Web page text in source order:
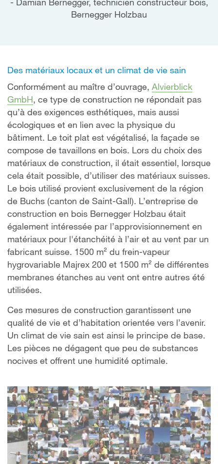
Bernegger Holzbau
Des matériaux locaux et un climat de vie sain
Conformément au maître d’ouvrage, Alvierblick
GmbH, ce type de construction ne répondait pas
qu’à des exigences esthétiques, mais aussi
écologiques et en lien avec la physique du
bâtiment. Le toit plat est végétalisé, la façade se
compose de tavaillons en bois. Lors du choix des
matériaux de construction, il était essentiel, lorsque
cela était possible, d’utiliser des matériaux suisses.
Le bois utilisé provient exclusivement de la région
de Buchs (canton de Saint-Gall). L’entreprise de
construction en bois Bernegger Holzbau était
également intéressée par l’approvisionnement en
matériaux pour l'étanchéité à l’air et au vent par un
fabricant suisse. 1500 m² du frein-vapeur
hygrovariable Majrex 200 et 1500 m² de différentes
membranes étanches au vent ont entre autres été
utilisées.
Ces mesures de construction garantissent une
qualité de vie et d’habitation orientée vers l’avenir.
Un climat de vie sain est ainsi le principe de base.
Les pièces ne dégagent que peu de substances
nocives et offrent une humidité optimale.